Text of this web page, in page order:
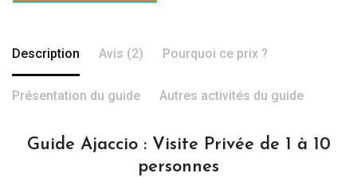
Description Avis (2) Pourquoi ce prix ?
Présentation du guide Autres activités du guide
Guide Ajaccio : Visite Privée de 1 à 10
personnes